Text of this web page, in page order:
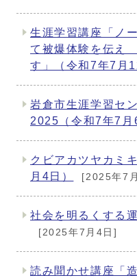
生涯学習講座「ノ
て被爆体験を伝え
す」（令和7年7月
岩倉市生涯学習セ
2025（令和7年7月
クビアカツヤカミ
月4日）
[2025年7
社会を明るくする
[2025年7月4日]
読み聞かせ講座「